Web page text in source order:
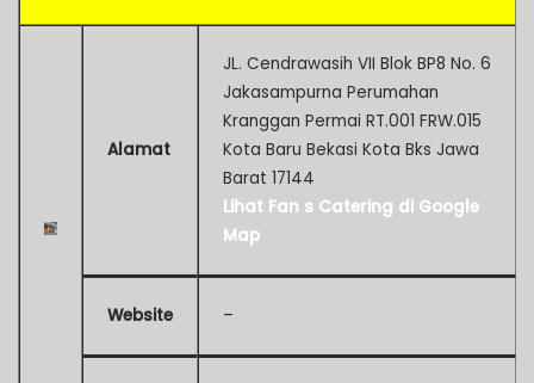
Alamat
JL. Cendrawasih VII Blok BP8 No. 6
Jakasampurna Perumahan
Kranggan Permai RT.001 FRW.015
Kota Baru Bekasi Kota Bks Jawa
Barat 17144
Lihat Fan s Catering di Google
Map
Website –